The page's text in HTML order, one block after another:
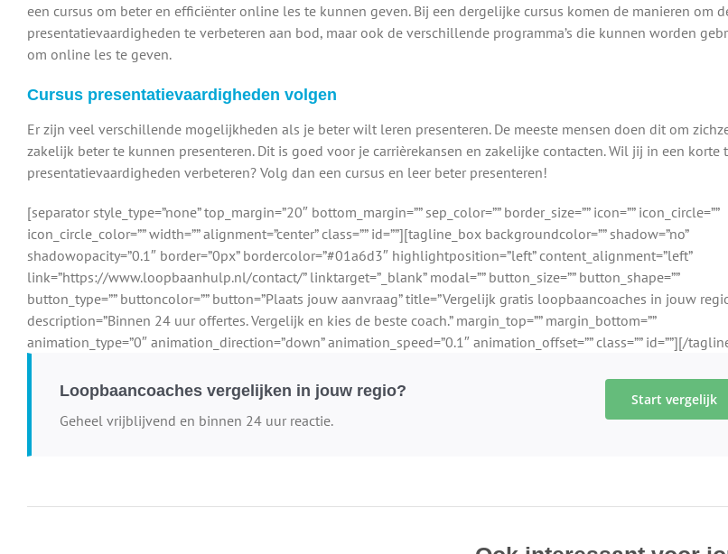
een cursus om beter en efficiënter online les te kunnen geven. Bij een dergelijke cursus komen de manieren om
presentatievaardigheden te verbeteren aan bod, maar ook de verschillende programma’s die kunnen worden
om online les te geven.
Cursus presentatievaardigheden volgen
Er zijn veel verschillende mogelijkheden als je beter wilt leren presenteren. De meeste mensen doen dit om
zakelijk beter te kunnen presenteren. Dit is goed voor je carrièrekansen en zakelijke contacten. Wil jij in een korte
presentatievaardigheden verbeteren? Volg dan een cursus en leer beter presenteren!
[separator style_type=”none” top_margin=”20″ bottom_margin=”” sep_color=”” border_size=”” icon=”” icon_circle=””
icon_circle_color=”” width=”” alignment=”center” class=”” id=””][tagline_box backgroundcolor=”” shadow=”no”
shadowopacity=”0.1″ border=”0px” bordercolor=”#01a6d3″ highlightposition=”left” content_alignment=”left”
link=”https://www.loopbaanhulp.nl/contact/” linktarget=”_blank” modal=”” button_size=”” button_shape=””
button_type=”” buttoncolor=”” button=”Plaats jouw aanvraag” title=”Vergelijk gratis loopbaancoaches in jouw
description=”Binnen 24 uur offertes. Vergelijk en kies de beste coach.” margin_top=”” margin_bottom=””
animation_type=”0″ animation_direction=”down” animation_speed=”0.1″ animation_offset=”” class=”” id=””][/
Start vergelijk
Loopbaancoaches vergelijken in jouw regio?
Geheel vrijblijvend en binnen 24 uur reactie.